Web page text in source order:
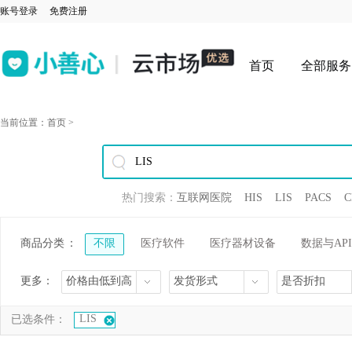
账号登录 免费注册
首页 全部服务
当前位置： 首页 >
热门搜索： 互联网医院 HIS LIS PACS
商品分类 ： 不限 医疗软件 医疗器材设备 数据与API
更多： 价格由低到高 发货形式 是否折扣
已选条件： LIS